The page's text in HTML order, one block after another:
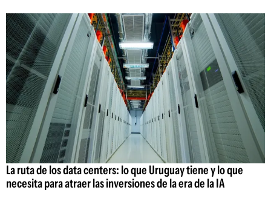
La ruta de los data centers: lo que Uruguay tiene y lo que
necesita para atraer las inversiones de la era de la IA